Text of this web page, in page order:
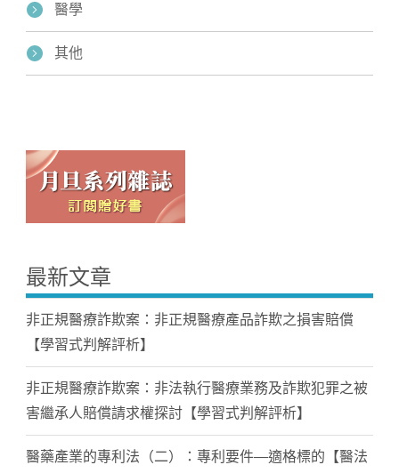
醫學
其他
最新文章
非正規醫療詐欺案：非正規醫療產品詐欺之損害賠償
【學習式判解評析】
非正規醫療詐欺案：非法執行醫療業務及詐欺犯罪之被
害繼承人賠償請求權探討【學習式判解評析】
醫藥產業的專利法（二）：專利要件—適格標的【醫法